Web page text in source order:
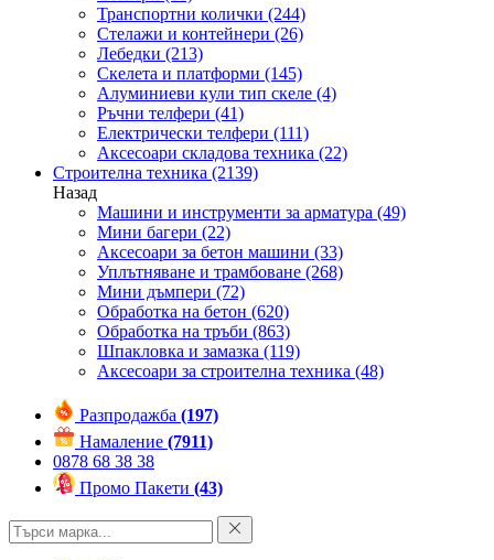
Транспортни колички (244)
Стелажи и контейнери (26)
Лебедки (213)
Скелета и платформи (145)
Алуминиеви кули тип скеле (4)
Ръчни телфери (41)
Електрически телфери (111)
Аксесоари складова техника (22)
Строителна техника (2139)
Назад
Машини и инструменти за арматура (49)
Мини багери (22)
Аксесоари за бетон машини (33)
Уплътняване и трамбоване (268)
Мини дъмпери (72)
Обработка на бетон (620)
Обработка на тръби (863)
Шпакловка и замазка (119)
Аксесоари за строителна техника (48)
Разпродажба (197)
Намаление (7911)
0878 68 38 38
Промо Пакети (43)